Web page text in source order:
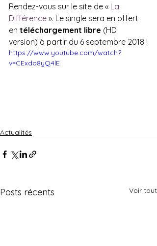
Rendez-vous sur le site de « La
Différence ». Le single sera en offert
en téléchargement libre (HD
version) à partir du 6 septembre 2018 !
https://www.youtube.com/watch?
v=CExdo8yQ4lE
Actualités
Posts récents Voir tout